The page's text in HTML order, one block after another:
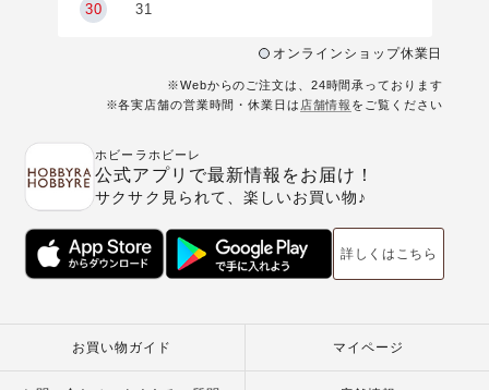
30 31
オンラインショップ休業日
※Webからのご注文は、24時間承っております
※各実店舗の営業時間・休業日は 店舗情報 をご覧ください
ホビーラホビーレ
公式アプリで最新情報をお届け！
サクサク見られて、楽しいお買い物♪
詳しくはこちら
お買い物ガイド マイページ